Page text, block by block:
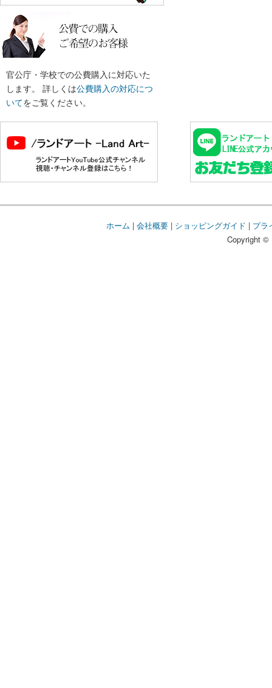
官公庁・学校での公費購入に対応いた
します。 詳しくは公費購入の対応につ
いてをご覧ください。
ホーム | 会社概要| ショッピングガイド | プラ
Copyright ©